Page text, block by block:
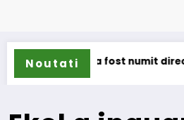
Noutati
numit director general (CFO)